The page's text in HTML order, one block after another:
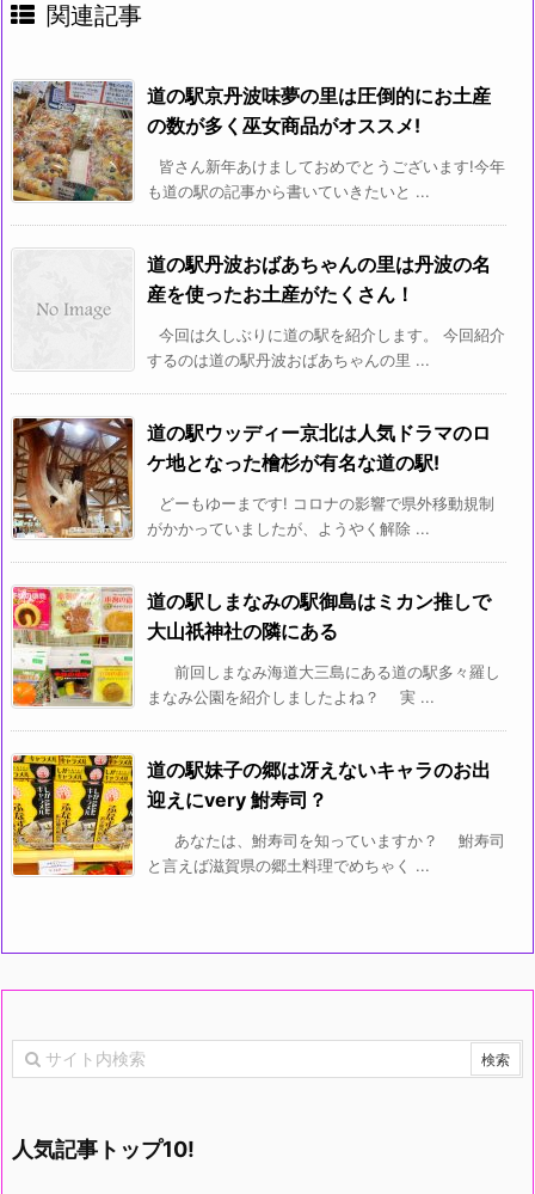
関連記事
道の駅京丹波味夢の里は圧倒的にお土産
の数が多く巫女商品がオススメ!
皆さん新年あけましておめでとうございます!今年
も道の駅の記事から書いていきたいと ...
道の駅丹波おばあちゃんの里は丹波の名
産を使ったお土産がたくさん！
今回は久しぶりに道の駅を紹介します。 今回紹介
するのは道の駅丹波おばあちゃんの里 ...
道の駅ウッディー京北は人気ドラマのロ
ケ地となった檜杉が有名な道の駅!
どーもゆーまです! コロナの影響で県外移動規制
がかかっていましたが、ようやく解除 ...
道の駅しまなみの駅御島はミカン推しで
大山祇神社の隣にある
前回しまなみ海道大三島にある道の駅多々羅し
まなみ公園を紹介しましたよね？ 実 ...
道の駅妹子の郷は冴えないキャラのお出
迎えにvery 鮒寿司？
あなたは、鮒寿司を知っていますか？ 鮒寿司
と言えば滋賀県の郷土料理でめちゃく ...
人気記事トップ10!